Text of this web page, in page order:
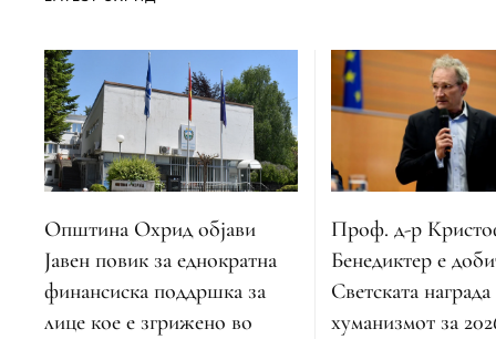
Општина Охрид објави
Јавен повик за еднократна
финансиска поддршка за
лице кое е згрижено во
Проф. д-р
Бенедиктер е
Светската
хуманизмот за